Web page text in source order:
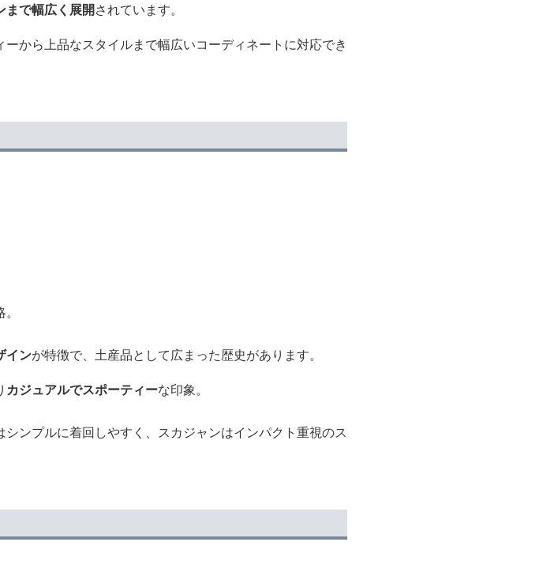
まで幅広く展開されています。
から上品なスタイルまで幅広いコーディネートに対応でき
インが特徴で、土産品として広まった歴史があります。
カジュアルでスポーティーな印象。
ンプルに着回しやすく、スカジャンはインパクト重視のス